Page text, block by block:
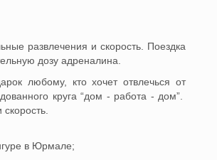
развлечения и скорость. Поездка
дозу адреналина.
любому, кто хочет отвлечься от
круга “дом - работа - дом”.
в Юрмале;